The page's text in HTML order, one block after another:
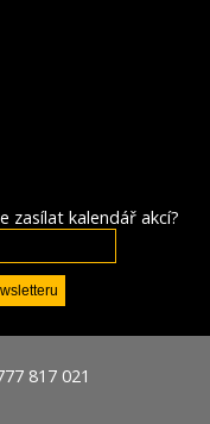
zasílat kalendář akcí?
817 021